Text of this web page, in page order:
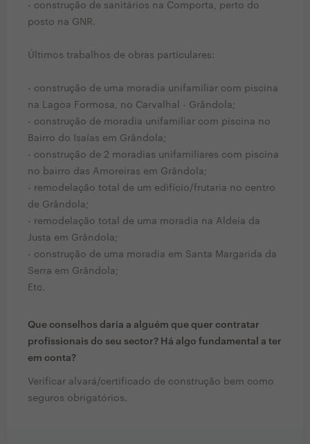
- construção de sanitários na Comporta, perto do
posto na GNR.
Últimos trabalhos de obras particulares:
- construção de uma moradia unifamiliar com piscina
na Lagoa Formosa, no Carvalhal - Grândola;
- construção de moradia unifamiliar com piscina no
Bairro do Isaías em Grândola;
- construção de 2 moradias unifamiliares com piscina
no bairro das Amoreiras em Grândola;
- remodelação total de um edifício/frutaria no centro
de Grândola;
- remodelação total de uma moradia na Aldeia da
Justa em Grândola;
- construção de uma moradia em Santa Margarida da
Serra em Grândola;
Etc.
Que conselhos daria a alguém que quer contratar
profissionais do seu sector? Há algo fundamental a ter
em conta?
Verificar alvará/certificado de construção bem como
seguros obrigatórios.